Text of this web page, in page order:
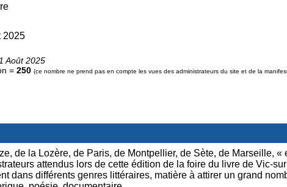
2025
Août 2025
= 250 (ce nombre ne prend pas en compte les vues des administrateurs du site et de la
de la Lozère, de Paris, de Montpellier, de Sète, de Marseille, «
attendus lors de cette édition de la foire du livre de Vic-
dans différents genres littéraires, matière à attirer un grand